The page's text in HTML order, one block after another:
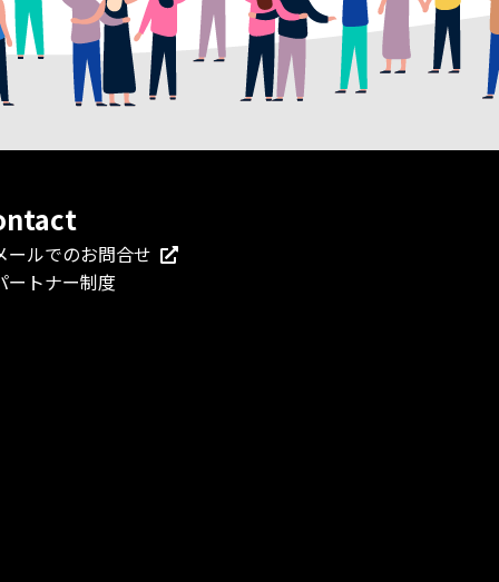
ールでのお問合せ
ートナー制度